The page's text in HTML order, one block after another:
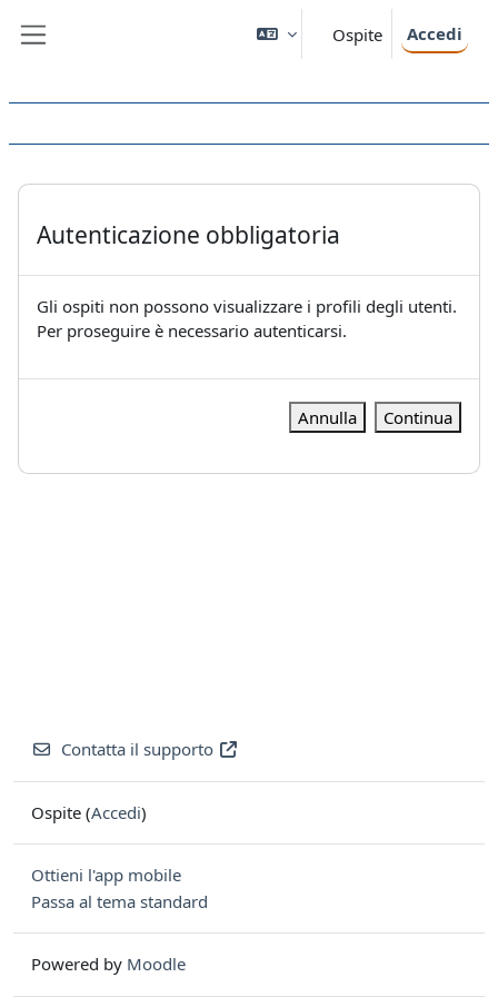
Ospite Accedi
Autenticazione obbligatoria
Gli ospiti non possono visualizzare i profili degli utenti.
Per proseguire è necessario autenticarsi.
Annulla Continua
Contatta il supporto
Ospite (Accedi)
Ottieni l'app mobile
Passa al tema standard
Powered by Moodle